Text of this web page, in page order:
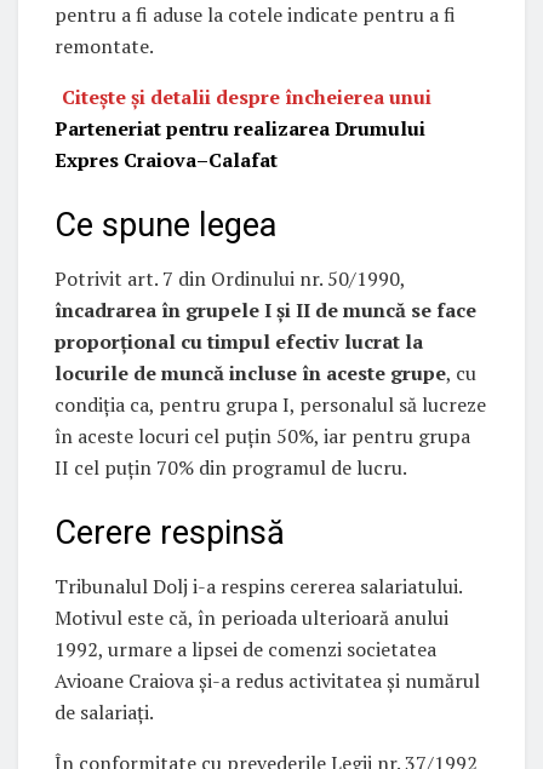
pentru a fi aduse la cotele indicate pentru a fi
remontate.
Citește și detalii despre încheierea unui
Parteneriat pentru realizarea Drumului
Expres Craiova–Calafat
Ce spune legea
Potrivit art. 7 din Ordinului nr. 50/1990,
încadrarea în grupele I și II de muncă se face
proporțional cu timpul efectiv lucrat la
locurile de muncă incluse în aceste grupe, cu
condiția ca, pentru grupa I, personalul să lucreze
în aceste locuri cel puțin 50%, iar pentru grupa
II cel puțin 70% din programul de lucru.
Cerere respinsă
Tribunalul Dolj i-a respins cererea salariatului.
Motivul este că, în perioada ulterioară anului
1992, urmare a lipsei de comenzi societatea
Avioane Craiova și-a redus activitatea și numărul
de salariați.
În conformitate cu prevederile Legii nr. 37/1992